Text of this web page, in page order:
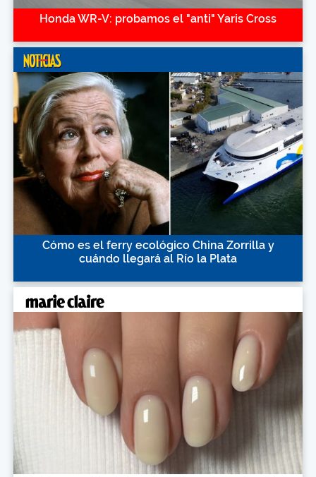
Honda WR-V: probamos el "anti" Yaris Cross
Cómo es el ferry ecológico China Zorrilla y
cuándo llegará al Río la Plata